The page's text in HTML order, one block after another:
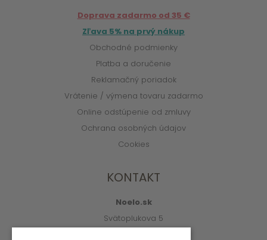
Doprava zadarmo od 35 €
Zľava 5% na prvý nákup
Obchodné podmienky
Platba a doručenie
Reklamačný poriadok
Vrátenie / výmena tovaru zadarmo
Online odstúpenie od zmluvy
Ochrana osobných údajov
Cookies
KONTAKT
Noelo.sk
Svätoplukova 5